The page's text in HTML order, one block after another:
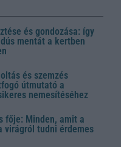
és gondozása: így
mentát a kertben
és szemzés
útmutató a
nemesítéséhez
fője: Minden, amit a
virágról tudni érdemes